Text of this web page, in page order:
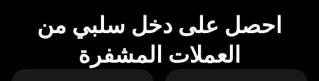
احصل على دخل سلبي من
العملات المشفرة